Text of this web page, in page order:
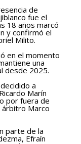
de
fue el
18 años marcó
y confirmó el
Milito.
en el momento
una
desde 2025.
a
Marín
por fuera de
árbitro Marco
parte de la
Efraín